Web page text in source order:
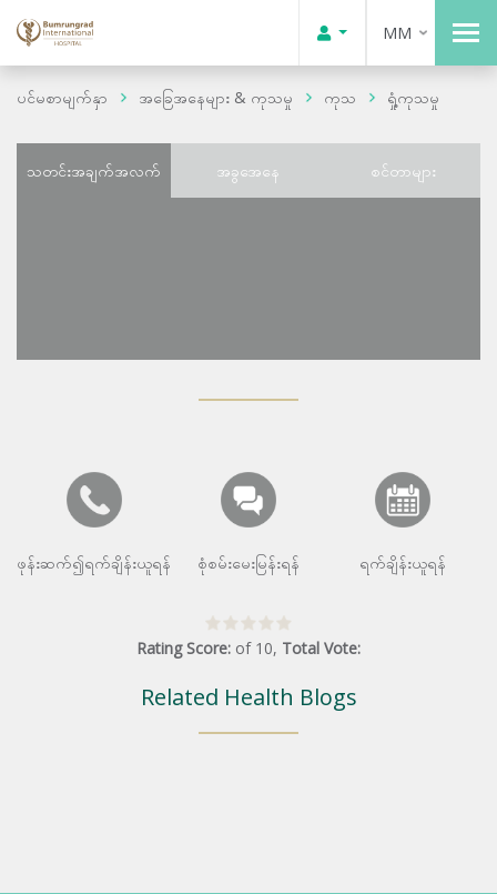
MM
ပင်မစာမျက်နှာ အခြေအနေများ & ကုသမှု ကုသ ရှုံ့ကုသမှု
သတင်းအချက်အလက် အခွအေနေ စင်တာများ
ဖုန်းဆက်၍ရက်ချိန်းယူရန် စုံစမ်းမေးမြန်းရန် ရက်ချိန်းယူရန်
Rating Score: of 10, Total Vote:
Related Health Blogs